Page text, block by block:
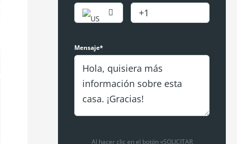
Mensaje*
Al hacer clic en el botón «SOLICITAR